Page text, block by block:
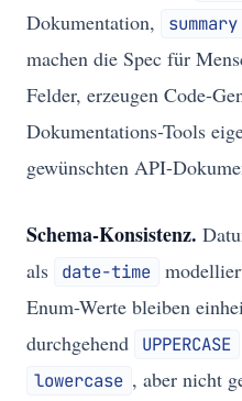
Dokumentation,
summary
machen die Spec für
Felder, erzeugen Code-
Dokumentations-Tools
gewünschten API-
Schema-Konsistenz.
als
date-time
Enum-Werte bleiben
durchgehend
UPPERCASE
lowercase , aber nicht